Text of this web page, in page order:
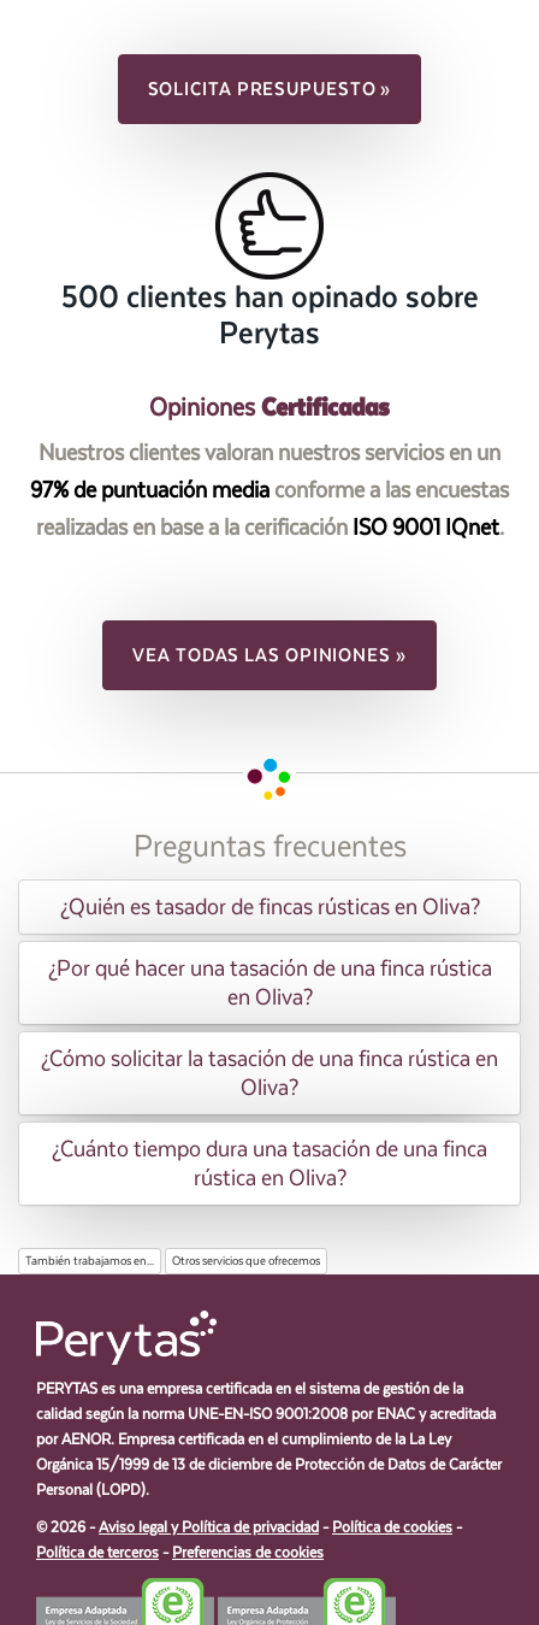
SOLICITA PRESUPUESTO »
500 clientes han opinado sobre
Perytas
OpinionesCertificadas
Nuestros clientes valoran nuestros servicios en un
97% de puntuación media conforme a las encuestas
realizadas en base a la cerificación ISO 9001 IQnet.
VEA TODAS LAS OPINIONES »
Preguntas frecuentes
¿Quién es tasador de fincas rústicas en Oliva?
¿Por qué hacer una tasación de una finca rústica
en Oliva?
¿Cómo solicitar la tasación de una finca rústica en
Oliva?
¿Cuánto tiempo dura una tasación de una finca
rústica en Oliva?
También trabajamos en... Otros servicios que ofrecemos
PERYTAS es una empresa certificada en el sistema de gestión de la
calidad según la norma UNE-EN-ISO 9001:2008 por ENAC y acreditada
por AENOR. Empresa certificada en el cumplimiento de la La Ley
Orgánica 15/1999 de 13 de diciembre de Protección de Datos de Carácter
Personal (LOPD).
© 2026 -Aviso legal y Política de privacidad - Política de cookies -
Política de terceros - Preferencias de cookies